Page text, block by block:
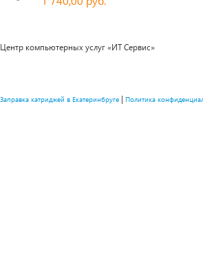
Центр компьютерных услуг «ИТ Сервис»
Заправка катриджей в Екатеринбруге | Политика